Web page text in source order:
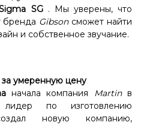
SG. Мы уверены, что
бренда Gibsonсможет найти
и собственное звучание.
умеренную цену
начала компания Martinв
по изготовлению
новую компанию,